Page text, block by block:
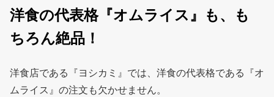
洋食の代表格『オムライス』も、も
ちろん絶品！
洋食店である『ヨシカミ』では、洋食の代表格である『オ
ムライス』の注文も欠かせません。